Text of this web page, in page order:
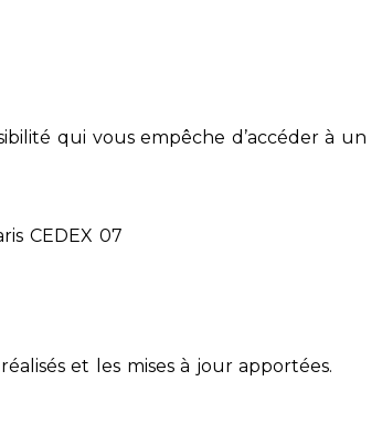
qui vous empêche d’accéder à un
CEDEX 07
et les mises à jour apportées.